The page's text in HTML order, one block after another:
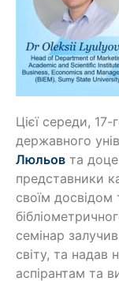
Цієї середи,
державного
Люльов та
представники
своїм досвідом
семінар
світу, та надав
аспірантам та